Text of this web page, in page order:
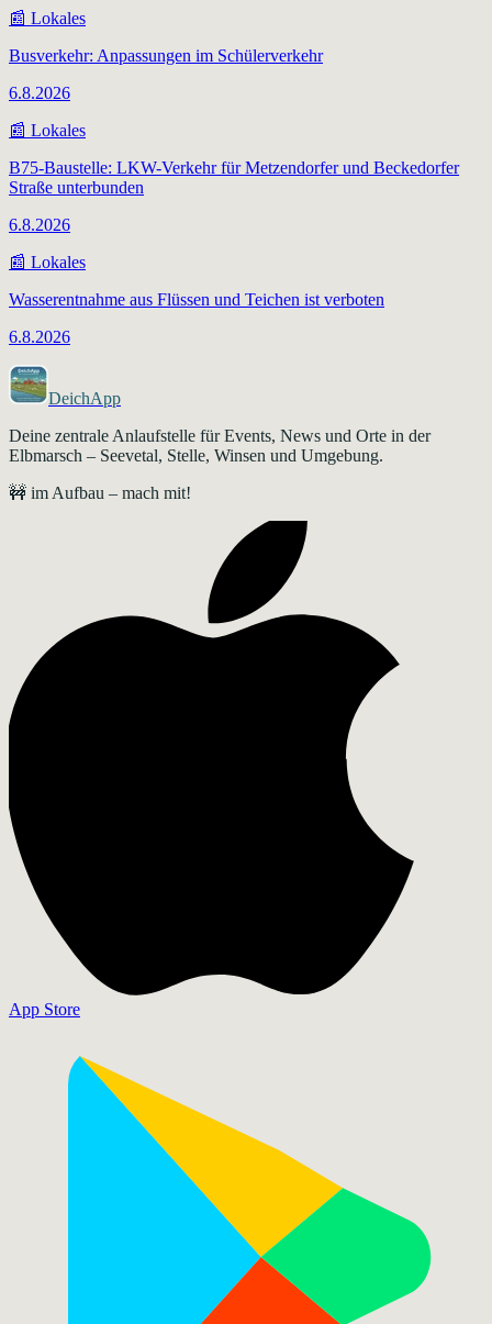
📰 Lokales
Busverkehr: Anpassungen im Schülerverkehr
6.8.2026
📰 Lokales
B75-Baustelle: LKW-Verkehr für Metzendorfer und Beckedorfer
Straße unterbunden
6.8.2026
📰 Lokales
Wasserentnahme aus Flüssen und Teichen ist verboten
6.8.2026
DeichApp
Deine zentrale Anlaufstelle für Events, News und Orte in der
Elbmarsch – Seevetal, Stelle, Winsen und Umgebung.
🚧 im Aufbau – mach mit!
App Store